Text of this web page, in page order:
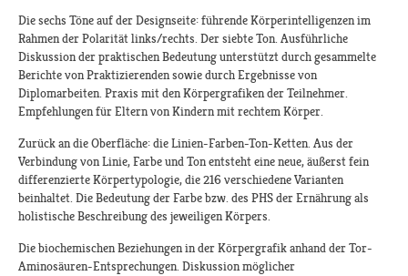
Die sechs Töne auf der Designseite: führende Körperintelligenzen im
Rahmen der Polarität links/rechts. Der siebte Ton. Ausführliche
Diskussion der praktischen Bedeutung unterstützt durch gesammelte
Berichte von Praktizierenden sowie durch Ergebnisse von
Diplomarbeiten. Praxis mit den Körpergrafiken der Teilnehmer.
Empfehlungen für Eltern von Kindern mit rechtem Körper.
Zurück an die Oberfläche: die Linien-Farben-Ton-Ketten. Aus der
Verbindung von Linie, Farbe und Ton entsteht eine neue, äußerst fein
differenzierte Körpertypologie, die 216 verschiedene Varianten
beinhaltet. Die Bedeutung der Farbe bzw. des PHS der Ernährung als
holistische Beschreibung des jeweiligen Körpers.
Die biochemischen Beziehungen in der Körpergrafik anhand der Tor-
Aminosäuren-Entsprechungen. Diskussion möglicher